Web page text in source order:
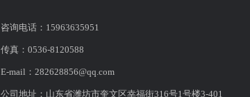
咨询电话：15963635951
传真：0536-8120588
E-mail：282628856@qq.com
公司地址：山东省潍坊市奎文区幸福街316号1号楼3-401